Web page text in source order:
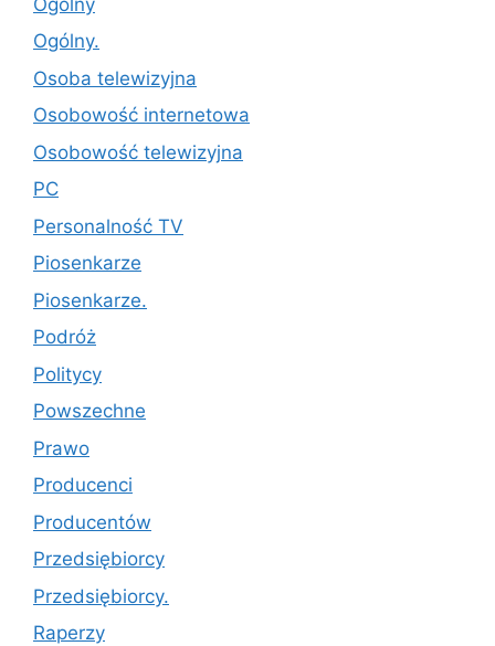
Ogólny.
Osoba telewizyjna
Osobowość internetowa
Osobowość telewizyjna
PC
Personalność TV
Piosenkarze
Piosenkarze.
Podróż
Politycy
Powszechne
Prawo
Producenci
Producentów
Przedsiębiorcy
Przedsiębiorcy.
Raperzy